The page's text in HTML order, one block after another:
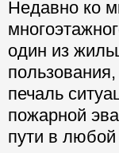
Недавно ко
один из
печаль
пожарной
пути в